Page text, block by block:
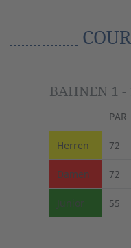
BAHNEN 1 -
PAR
Herren 72
Damen 72
Junior 55